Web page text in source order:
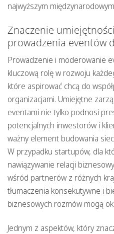
najwyższym
Znaczenie
prowadzenia eventów
Prowadzenie i moderowanie
kluczową rolę w rozwoju
które aspirować chcą do
organizacjami. Umiejętne
eventami nie tylko podnosi
potencjalnych inwestorów i
ważny element budowania
W przypadku startupów, dla
nawiązywanie relacji
wśród partnerów z różnych
tłumaczenia konsekutywne i
biznesowych rozmów mogą
Jednym z aspektów, który